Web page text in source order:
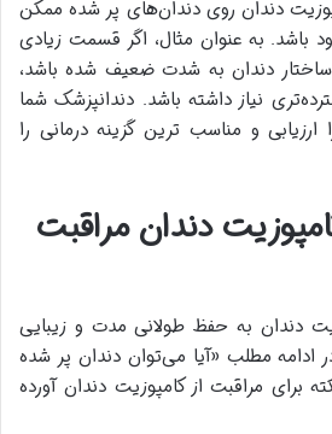
دندان روی دندان‌های پر شده ممکن
باشد. به عنوان مثال، اگر قسمت زیادی
ساختار دندان به شدت ضعیف شده باشد،
نیاز داشته باشد. دندانپزشک شما
و مناسب ترین گزینه درمانی را
دندان مراقبت
دندان به حفظ طولانی مدت و زیبایی
ادامه مطلب «آیا می‌توان دندان پر شده
برای مراقبت از کامپوزیت دندان آورده